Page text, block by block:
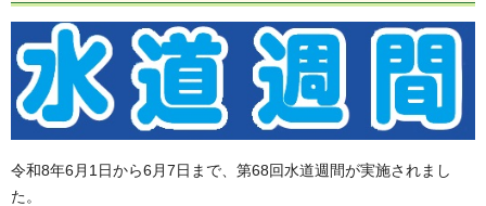
令和8年6月1日から6月7日まで、第68回水道週間が実施されまし
た。